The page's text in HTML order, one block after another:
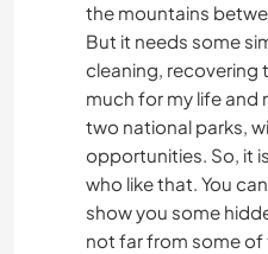
the mountains
But it needs some
cleaning, recovering
much for my life and
two national parks,
opportunities. So, it
who like that. You
show you some
not far from some